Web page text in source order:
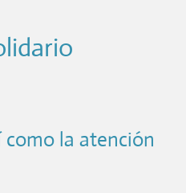
como la atención